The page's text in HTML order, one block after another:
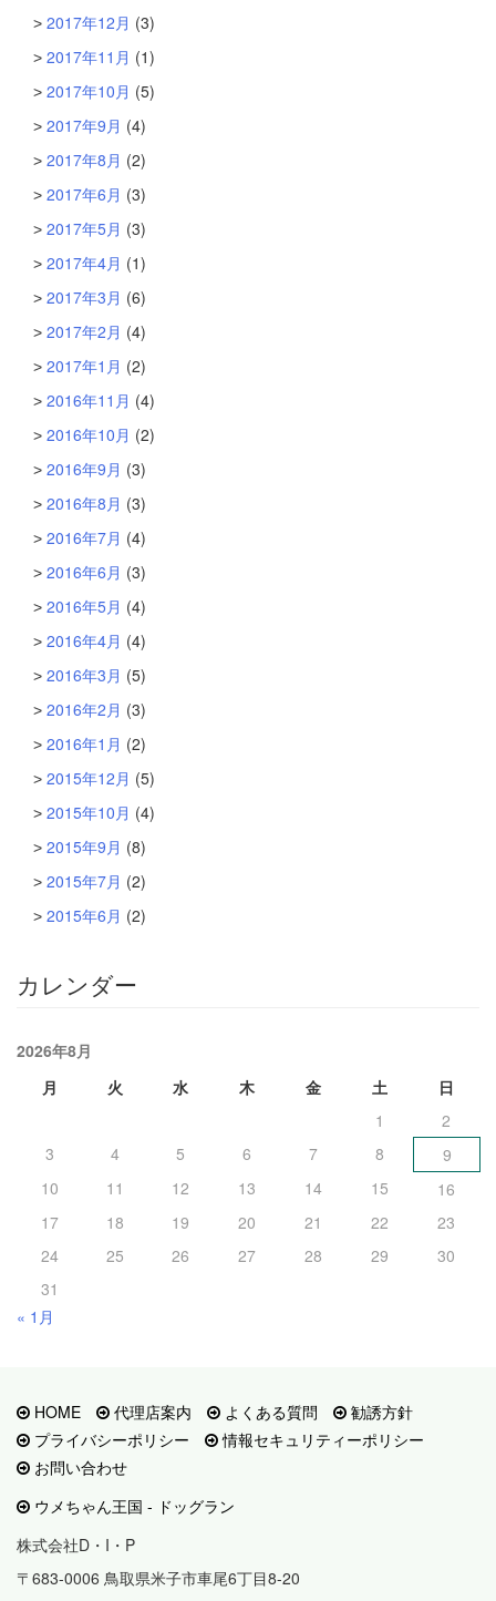
2017年12月 (3)
2017年11月 (1)
2017年10月 (5)
2017年9月 (4)
2017年8月 (2)
2017年6月 (3)
2017年5月 (3)
2017年4月 (1)
2017年3月 (6)
2017年2月 (4)
2017年1月 (2)
2016年11月 (4)
2016年10月 (2)
2016年9月 (3)
2016年8月 (3)
2016年7月 (4)
2016年6月 (3)
2016年5月 (4)
2016年4月 (4)
2016年3月 (5)
2016年2月 (3)
2016年1月 (2)
2015年12月 (5)
2015年10月 (4)
2015年9月 (8)
2015年7月 (2)
2015年6月 (2)
カレンダー
2026年8月
月
火 水 木 金 土
日
1
2
3
4 5 6 7 8
9
10
11 12 13 14 15
16
17
18 19 20 21 22
23
24
25 26 27 28 29
30
31
« 1月
HOME 代理店案内 よくある質問
勧誘方針
プライバシーポリシー
情報セキュリティーポリシー
お問い合わせ
ウメちゃん王国 - ドッグラン
株式会社D・I・P
〒683-0006 鳥取県米子市車尾6丁目8-20